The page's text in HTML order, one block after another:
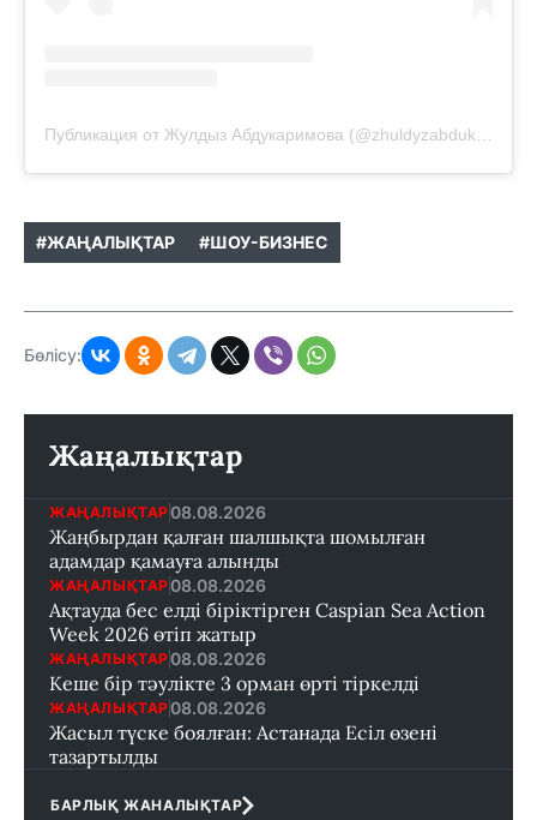
#ЖАҢАЛЫҚТАР #ШОУ-БИЗНЕС
Бөлісу:
Жаңалықтар
ЖАҢАЛЫҚТАР 08.08.2026
Жаңбырдан қалған шалшықта шомылған
адамдар қамауға алынды
ЖАҢАЛЫҚТАР 08.08.2026
Ақтауда бес елді біріктірген Caspian Sea Action
Week 2026 өтіп жатыр
ЖАҢАЛЫҚТАР 08.08.2026
Кеше бір тәулікте 3 орман өрті тіркелді
ЖАҢАЛЫҚТАР 08.08.2026
Жасыл түске боялған: Астанада Есіл өзені
тазартылды
БАРЛЫҚ ЖАНАЛЫҚТАР